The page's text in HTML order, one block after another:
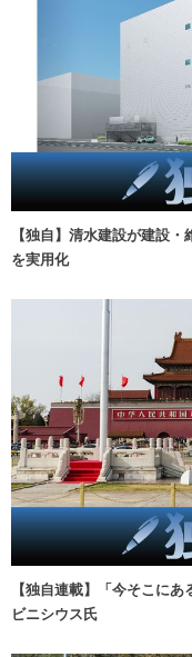
【独自】清水建設が建設
を実用化
【独自連載】「今そこに
ビニシウス氏